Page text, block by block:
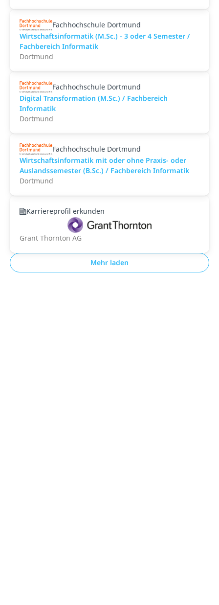
Fachhochschule Dortmund
Wirtschaftsinformatik (M.Sc.) - 3 oder 4 Semester /
Fachbereich Informatik
Dortmund
Fachhochschule Dortmund
Digital Transformation (M.Sc.) / Fachbereich
Informatik
Dortmund
Fachhochschule Dortmund
Wirtschaftsinformatik mit oder ohne Praxis- oder
Auslandssemester (B.Sc.) / Fachbereich Informatik
Dortmund
Karriereprofil erkunden
Grant Thornton AG
Mehr laden